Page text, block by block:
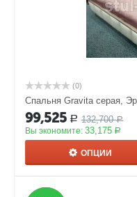
(0)
Спальня Gravita серая,
99,525 Р 132,700 Р
Вы экономите: 33,175 Р
ОПЦИИ